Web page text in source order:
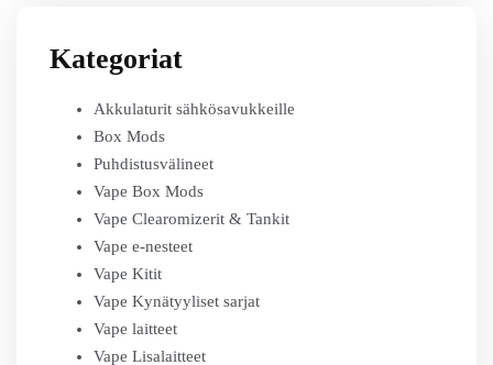
Kategoriat
Akkulaturit sähkösavukkeille
Box Mods
Puhdistusvälineet
Vape Box Mods
Vape Clearomizerit & Tankit
Vape e-nesteet
Vape Kitit
Vape Kynätyyliset sarjat
Vape laitteet
Vape Lisalaitteet